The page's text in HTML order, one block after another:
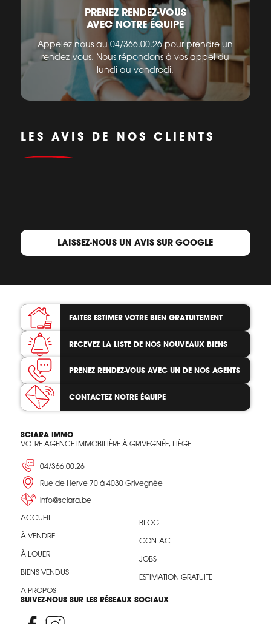
PRENEZ RENDEZ-VOUS
AVEC NOTRE ÉQUIPE
Appelez nous au 04/366.00.26 pour prendre un
rendez-vous. Nous répondons à vos appel du
lundi au vendredi.
LES AVIS DE NOS CLIENTS
LAISSEZ-NOUS UN AVIS SUR GOOGLE
FAITES ESTIMER VOTRE BIEN GRATUITEMENT
RECEVEZ LA LISTE DE NOS NOUVEAUX BIENS
PRENEZ RENDEZ-VOUS AVEC UN DE NOS AGENTS
CONTACTEZ NOTRE ÉQUIPE
SCIARA IMMO
VOTRE AGENCE IMMOBILIÈRE À GRIVEGNÉE, LIÈGE
04/366.00.26
Rue de Herve 70 à 4030 Grivegnée
info@sciara.be
ACCUEIL
À VENDRE
À LOUER
BIENS VENDUS
A PROPOS
BLOG
CONTACT
JOBS
ESTIMATION GRATUITE
SUIVEZ-NOUS SUR LES RÉSEAUX SOCIAUX